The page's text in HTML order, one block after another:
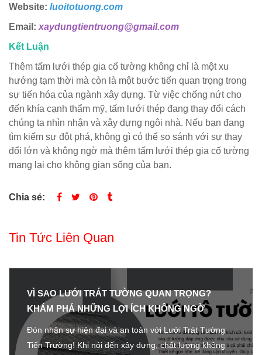
Website: luoitotuong.com
Email: xaydungtientruong@gmail.com
Kết Luận
Thêm tấm lưới thép gia cố tường không chỉ là một xu
hướng tạm thời mà còn là một bước tiến quan trọng trong
sự tiến hóa của ngành xây dựng. Từ việc chống nứt cho
đến khía cạnh thẩm mỹ, tấm lưới thép đang thay đổi cách
chúng ta nhìn nhận và xây dựng ngôi nhà. Nếu bạn đang
tìm kiếm sự đột phá, không gì có thể so sánh với sự thay
đổi lớn và không ngờ mà thêm tấm lưới thép gia cố tường
mang lại cho không gian sống của bạn.
Chia sẻ:
Tin Tức Liên Quan
VÌ SAO LƯỚI TRÁT TƯỜNG QUAN TRỌNG?
KHÁM PHÁ NHỮNG LỢI ÍCH KHÔNG NGỜ
Đón nhận sự hiện đại và an toàn với Lưới Trát Tường
Tiến Trường! Khi nói đến xây dựng, chất lượng không